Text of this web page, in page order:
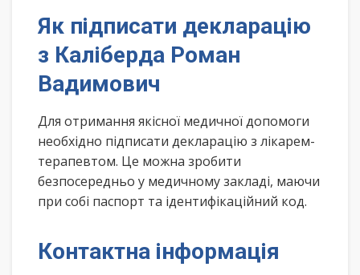
Як підписати декларацію
з Каліберда Роман
Вадимович
Для отримання якісної медичної допомоги
необхідно підписати декларацію з лікарем-
терапевтом. Це можна зробити
безпосередньо у медичному закладі, маючи
при собі паспорт та ідентифікаційний код.
Контактна інформація